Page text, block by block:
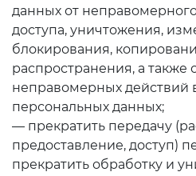
данных от
доступа, уничтожения,
блокирования,
распространения, а также
неправомерных действий
персональных данных;
— прекратить передачу
предоставление, доступ)
прекратить обработку и